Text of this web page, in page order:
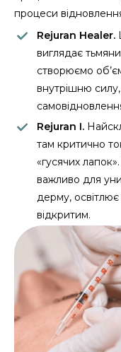
процеси
Rejuran Healer.
виглядає
створюємо
внутрішню силу,
Rejuran I.
там критично
«гусячих
важливо для
дерму,
відкритим.